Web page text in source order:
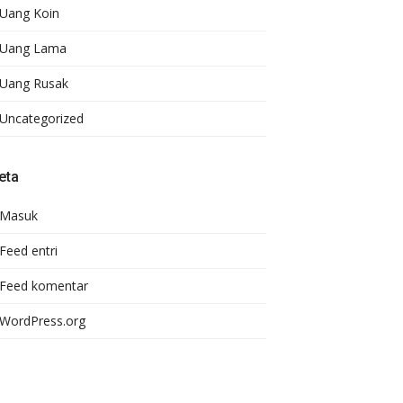
Uang Koin
Uang Lama
Uang Rusak
Uncategorized
Masuk
Feed entri
Feed komentar
WordPress.org